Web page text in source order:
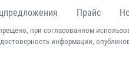
Прайс
при согласованном
информации,